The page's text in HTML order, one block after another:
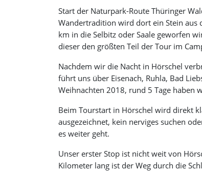
Start der Naturpark-Route Thüringer
Wandertradition wird dort ein Stein aus
km in die Selbitz oder Saale geworfen
dieser den größten Teil der Tour im
Nachdem wir die Nacht in Hörschel
führt uns über Eisenach, Ruhla, Bad
Weihnachten 2018, rund 5 Tage haben
Beim Tourstart in Hörschel wird direkt
ausgezeichnet, kein nerviges suchen
es weiter geht.
Unser erster Stop ist nicht weit von
Kilometer lang ist der Weg durch die